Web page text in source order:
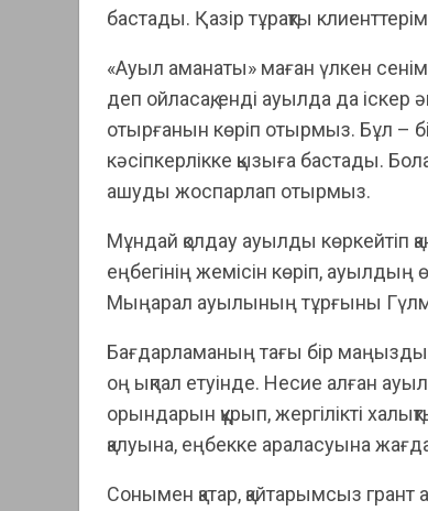
бастады. Қазір тұрақты
«Ауыл аманаты» маған үлкен
деп ойласақ, енді ауылда да
отырғанын көріп отырмыз. Бұл –
кәсіпкерлікке қызыға бастады.
ашуды жоспарлап отырмыз.
Мұндай қолдау ауылды көркейтіп
еңбегінің жемісін көріп, ауылдың
Мыңарал ауылының тұрғыны
Бағдарламаның тағы бір
оң ықпал етуінде. Несие алған
орындарын құрып, жергілікті
қалуына, еңбекке араласуына
Сонымен қатар, қайтарымсыз